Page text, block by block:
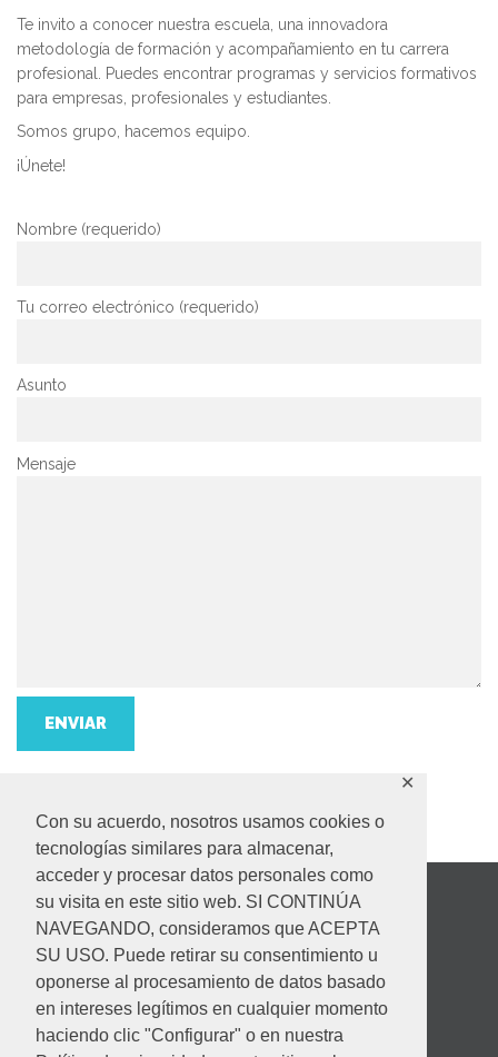
Con su acuerdo, nosotros usamos cookies o
tecnologías similares para almacenar,
acceder y procesar datos personales como
su visita en este sitio web. SI CONTINÚA
NAVEGANDO, consideramos que ACEPTA
SU USO. Puede retirar su consentimiento u
oponerse al procesamiento de datos basado
en intereses legítimos en cualquier momento
haciendo clic "Configurar" o en nuestra
✕
Te invito a conocer nuestra escuela, una innovadora
metodología de formación y acompañamiento en tu carrera
profesional. Puedes encontrar programas y servicios formativos
para empresas, profesionales y estudiantes.
Somos grupo, hacemos equipo.
¡Únete!
Nombre (requerido)
Tu correo electrónico (requerido)
Asunto
Mensaje